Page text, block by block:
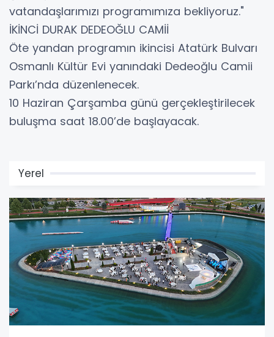
vatandaşlarımızı programımıza bekliyoruz."
İKİNCİ DURAK DEDEOĞLU CAMİİ
Öte yandan programın ikincisi Atatürk Bulvarı
Osmanlı Kültür Evi yanındaki Dedeoğlu Camii
Parkı’nda düzenlenecek.
10 Haziran Çarşamba günü gerçekleştirilecek
buluşma saat 18.00’de başlayacak.
Yerel